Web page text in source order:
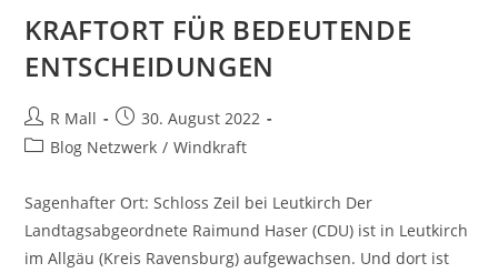
KRAFTORT FÜR BEDEUTENDE
ENTSCHEIDUNGEN
Beitrags-
Autor:
R Mall
Beitrag
veröffentlicht:
30. August 2022
Beitrags-
Blog Netzwerk / Windkraft
Sagenhafter Ort: Schloss Zeil bei Leutkirch Der
Landtagsabgeordnete Raimund Haser (CDU) ist in Leutkirch
im Allgäu (Kreis Ravensburg) aufgewachsen. Und dort ist